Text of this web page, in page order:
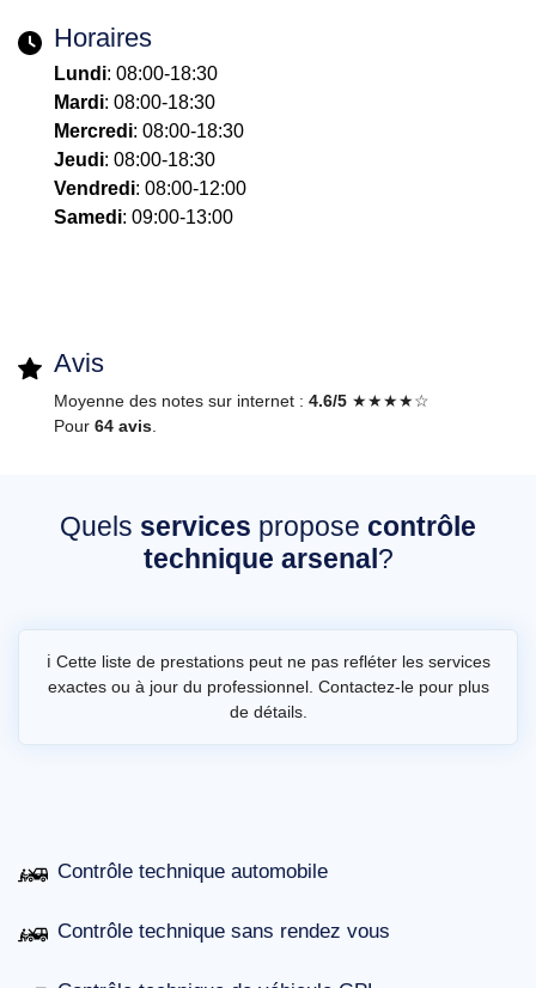
Horaires
Lundi: 08:00-18:30
Mardi: 08:00-18:30
Mercredi: 08:00-18:30
Jeudi: 08:00-18:30
Vendredi: 08:00-12:00
Samedi: 09:00-13:00
Avis
Moyenne des notes sur internet : 4.6/5 ★★★★☆
Pour 64 avis
Quels services propose contrôle
technique arsenal ?
ℹ️ Cette liste de prestations peut ne pas refléter les services
exactes ou à jour du professionnel. Contactez-le pour plus
de détails.
Contrôle technique automobile
Contrôle technique sans rendez vous